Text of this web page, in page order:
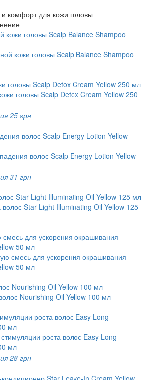
комфорт для кожи головы
кожи головы Scalp Balance Shampoo
головы Scalp Detox Cream Yellow 250 мл
25 грн
волос Scalp Energy Lotion Yellow
31 грн
Star Light Illuminating Oil Yellow 125 мл
для ускорения окрашивания
50 мл
Nourishing Oil Yellow 100 мл
роста волос Easy Long
мл
28 грн
Star Leave-In Cream Yellow